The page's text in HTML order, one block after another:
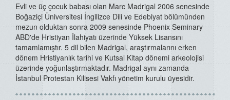
Evli ve üç çocuk babası olan Marc Madrigal 2006 senesinde
Boğaziçi Üniversitesi İngilizce Dili ve Edebiyat bölümünden
mezun olduktan sonra 2009 senesinde Phoenix Seminary
ABD'de Hristiyan İlahiyatı üzerinde Yüksek Lisansını
tamamlamıştır. 5 dil bilen Madrigal, araştırmalarını erken
dönem Hristiyanlık tarihi ve Kutsal Kitap dönemi arkeolojisi
üzerinde yoğunlaştırmaktadır. Madrigal aynı zamanda
İstanbul Protestan Kilisesi Vakfı yönetim kurulu üyesidir.